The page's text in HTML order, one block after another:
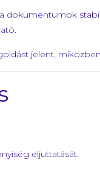
dokumentumok
jelent,
eljuttatását.